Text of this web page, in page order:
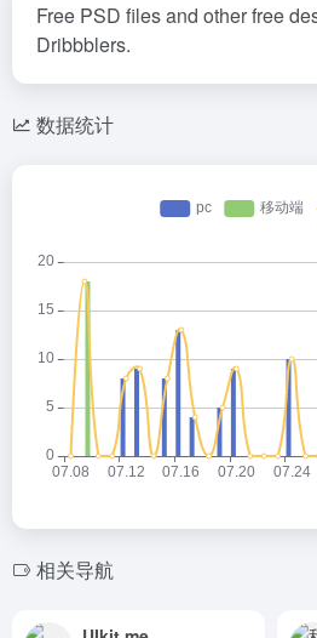
Free PSD files and other free
Dribbblers.
数据统计
相关导航